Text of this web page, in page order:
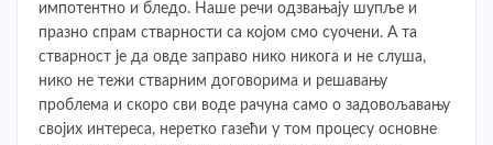
импотентно и бледо. Наше речи одзвањају шупље и
празно спрам стварности са којом смо суочени. А та
стварност је да овде заправо нико никога и не слуша,
нико не тежи стварним договорима и решавању
проблема и скоро сви воде рачуна само о задовољавању
својих интереса, неретко газећи у том процесу основне